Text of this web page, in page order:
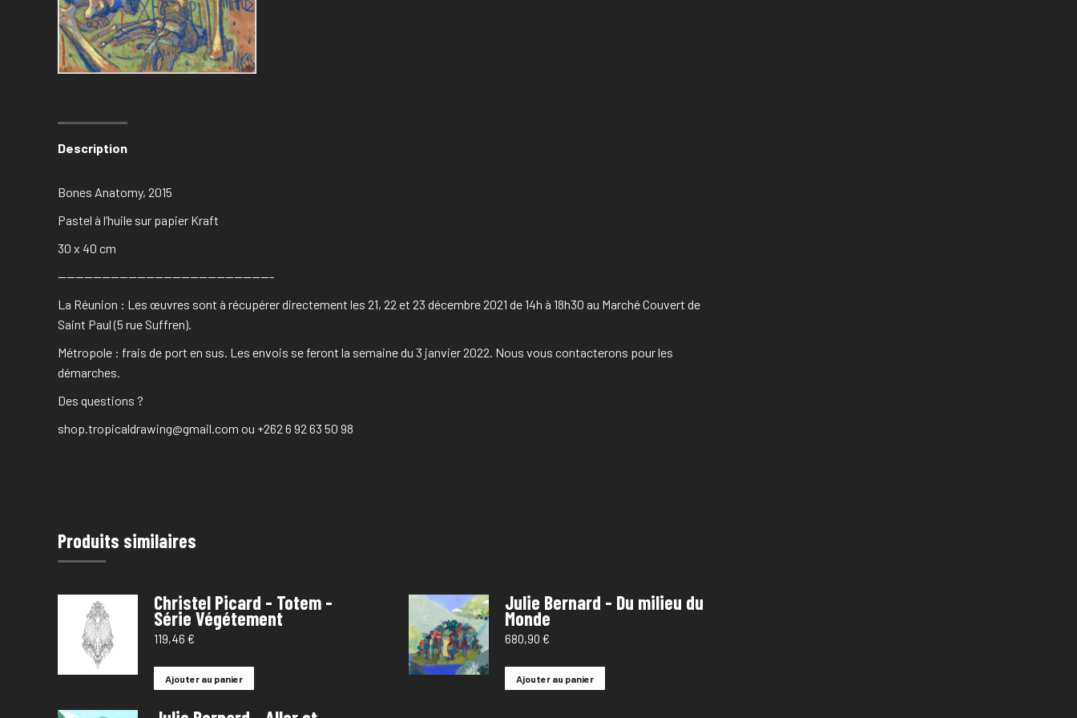
Description
Bones Anatomy, 2015
Pastel à l’huile sur papier Kraft
30 x 40 cm
————————————————————————-
La Réunion : Les œuvres sont à récupérer directement les 21, 22 et 23 décembre 2021 de 14h à 18h30 au Marché Couvert de
Saint Paul (5 rue Suffren).
Métropole : frais de port en sus. Les envois se feront la semaine du 3 janvier 2022. Nous vous contacterons pour les
démarches.
Des questions ?
shop.tropicaldrawing@gmail.com ou +262 6 92 63 50 98
Produits similaires
Christel Picard - Totem -
Série Végétement
119,46 €
Ajouter au panier
Julie Bernard - Du milieu du
Monde
680,90 €
Ajouter au panier